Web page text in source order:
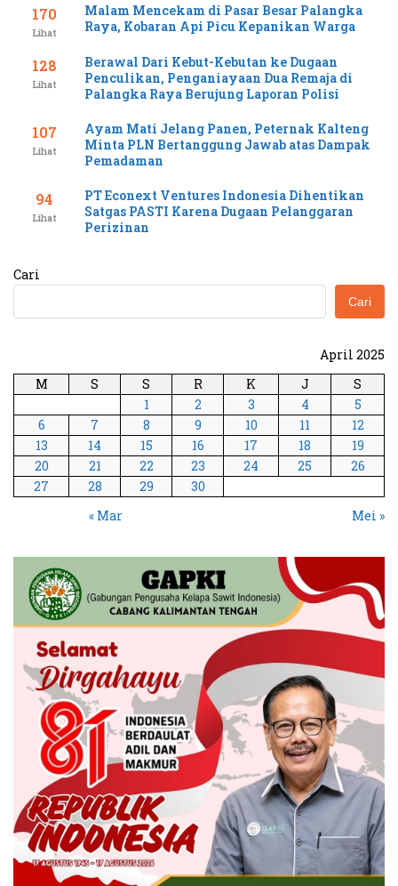
170
Lihat
Malam Mencekam di Pasar Besar Palangka
Raya, Kobaran Api Picu Kepanikan Warga
128
Lihat
Berawal Dari Kebut-Kebutan ke Dugaan
Penculikan, Penganiayaan Dua Remaja di
Palangka Raya Berujung Laporan Polisi
107
Lihat
Ayam Mati Jelang Panen, Peternak Kalteng
Minta PLN Bertanggung Jawab atas Dampak
Pemadaman
94
Lihat
PT Econext Ventures Indonesia Dihentikan
Satgas PASTI Karena Dugaan Pelanggaran
Perizinan
Cari
Cari
April 2025
M
S S R K J
S
1
2 3 4
5
6
7 8 9 10 11
12
13
14 15 16 17 18
19
20
21 22 23 24 25
26
27
28 29
30
« Mar
Mei »